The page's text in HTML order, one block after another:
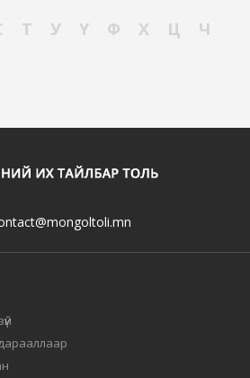
Т У Ү Ф Х Ц
Ч